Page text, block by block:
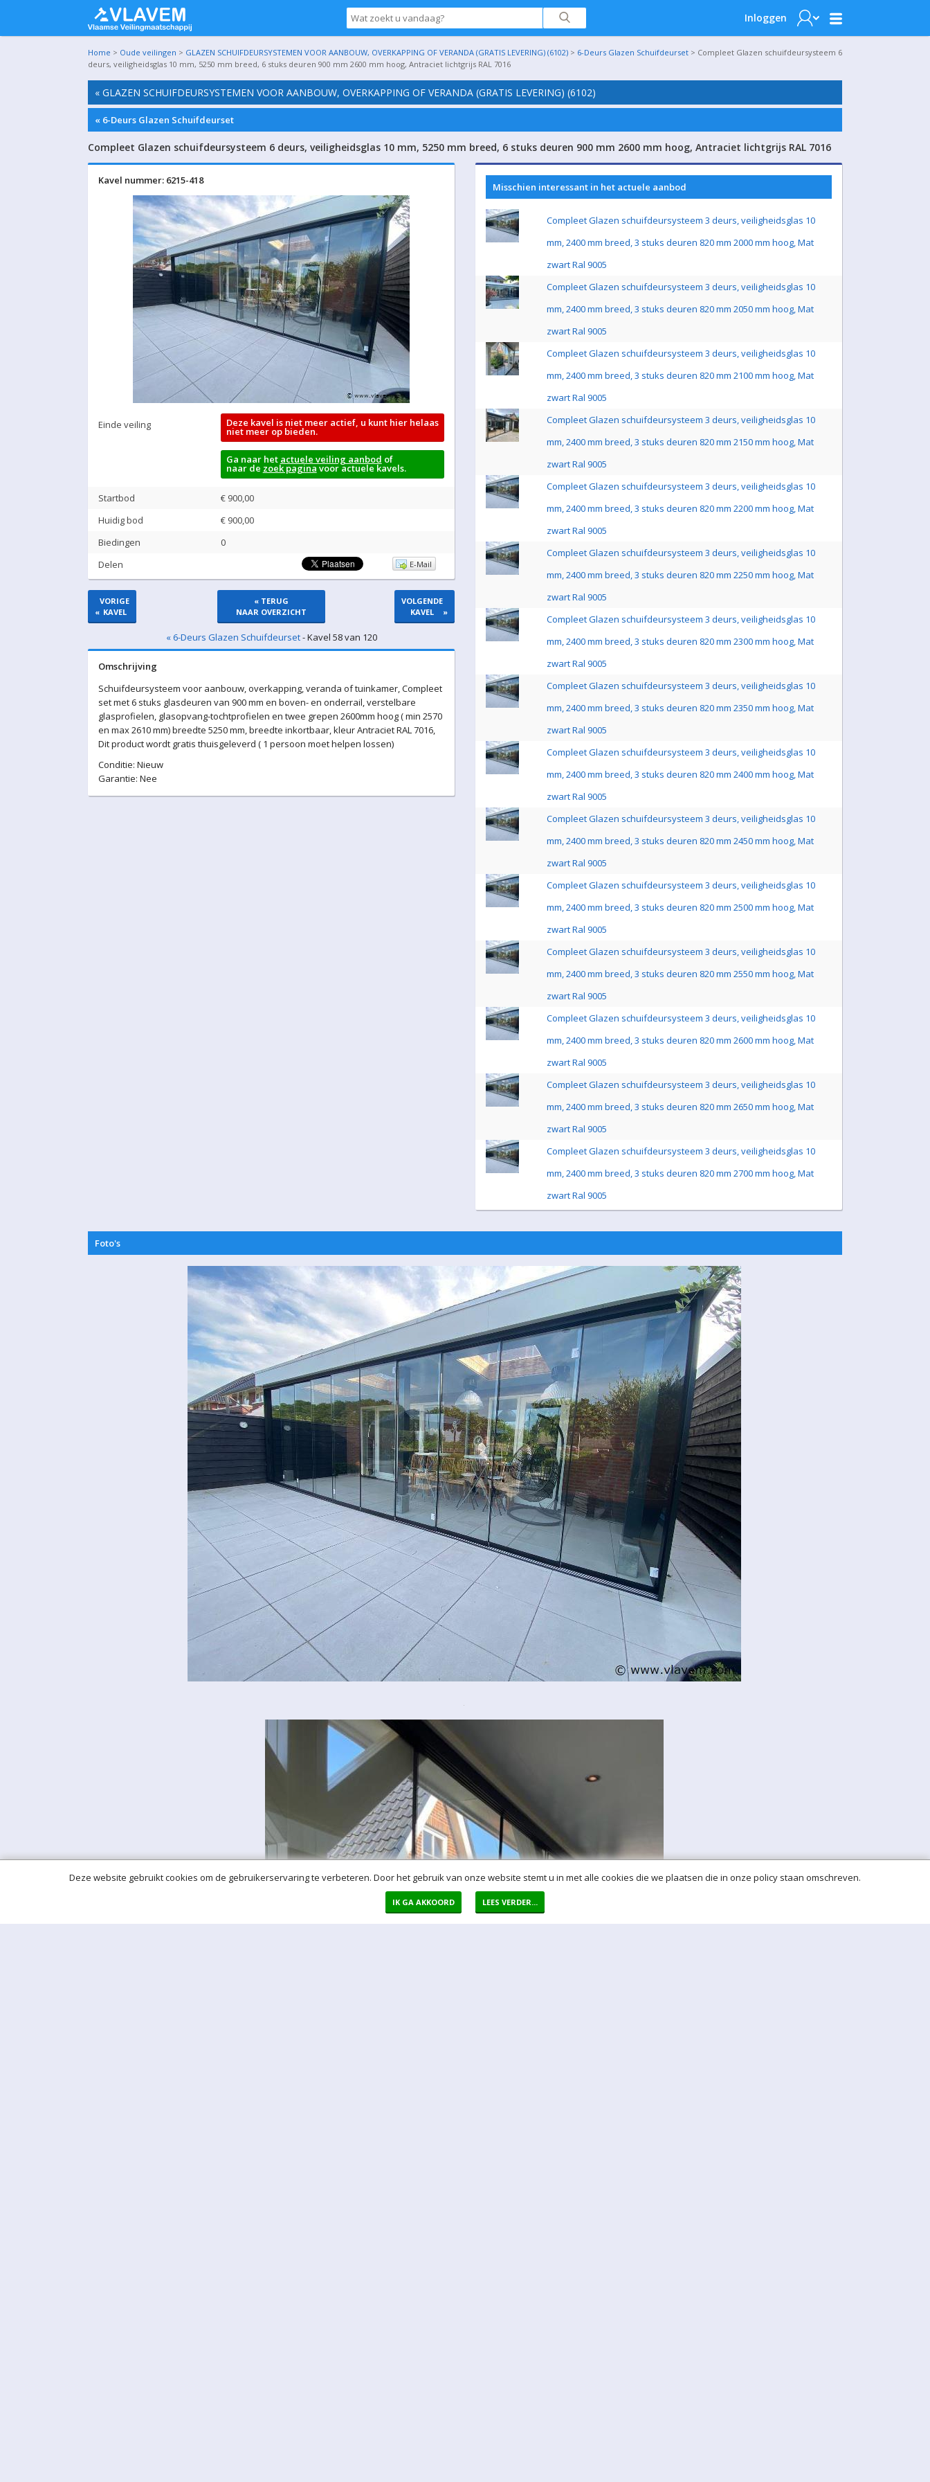
Inloggen
Home > Oude veilingen > GLAZEN SCHUIFDEURSYSTEMEN VOOR AANBOUW, OVERKAPPING OF VERANDA (GRATIS LEVERING) (6102) > 6-Deurs Glazen Schuifdeurset > Compleet Glazen schuifdeursysteem 6
deurs, veiligheidsglas 10 mm, 5250 mm breed, 6 stuks deuren 900 mm 2600 mm hoog, Antraciet lichtgrijs RAL 7016
« GLAZEN SCHUIFDEURSYSTEMEN VOOR AANBOUW, OVERKAPPING OF VERANDA (GRATIS LEVERING) (6102)
« 6-Deurs Glazen Schuifdeurset
Compleet Glazen schuifdeursysteem 6 deurs, veiligheidsglas 10 mm, 5250 mm breed, 6 stuks deuren 900 mm 2600 mm hoog, Antraciet lichtgrijs RAL 7016
Kavel nummer: 6215-418
Einde veiling Deze kavel is niet meer actief, u kunt hier helaas
niet meer op bieden.
Ga naar het actuele veiling aanbod of
naar de zoek paginavoor actuele kavels.
Startbod
€ 900,00
Huidig bod
€ 900,00
Biedingen
0
Delen
E-Mail
«
VORIGE
KAVEL
« TERUG
NAAR OVERZICHT
VOLGENDE
KAVEL
»
« 6-Deurs Glazen Schuifdeurset- Kavel 58 van 120
Omschrijving
Schuifdeursysteem voor aanbouw, overkapping, veranda of tuinkamer, Compleet
set met 6 stuks glasdeuren van 900 mm en boven- en onderrail, verstelbare
glasprofielen, glasopvang-tochtprofielen en twee grepen 2600mm hoog ( min 2570
en max 2610 mm) breedte 5250 mm, breedte inkortbaar, kleur Antraciet RAL 7016,
Dit product wordt gratis thuisgeleverd ( 1 persoon moet helpen lossen)
Conditie: Nieuw
Garantie: Nee
Misschien interessant in het actuele aanbod
Compleet Glazen schuifdeursysteem 3 deurs, veiligheidsglas 10
mm, 2400 mm breed, 3 stuks deuren 820 mm 2000 mm hoog, Mat
zwart Ral 9005
Compleet Glazen schuifdeursysteem 3 deurs, veiligheidsglas 10
mm, 2400 mm breed, 3 stuks deuren 820 mm 2050 mm hoog, Mat
zwart Ral 9005
Compleet Glazen schuifdeursysteem 3 deurs, veiligheidsglas 10
mm, 2400 mm breed, 3 stuks deuren 820 mm 2100 mm hoog, Mat
zwart Ral 9005
Compleet Glazen schuifdeursysteem 3 deurs, veiligheidsglas 10
mm, 2400 mm breed, 3 stuks deuren 820 mm 2150 mm hoog, Mat
zwart Ral 9005
Compleet Glazen schuifdeursysteem 3 deurs, veiligheidsglas 10
mm, 2400 mm breed, 3 stuks deuren 820 mm 2200 mm hoog, Mat
zwart Ral 9005
Compleet Glazen schuifdeursysteem 3 deurs, veiligheidsglas 10
mm, 2400 mm breed, 3 stuks deuren 820 mm 2250 mm hoog, Mat
zwart Ral 9005
Compleet Glazen schuifdeursysteem 3 deurs, veiligheidsglas 10
mm, 2400 mm breed, 3 stuks deuren 820 mm 2300 mm hoog, Mat
zwart Ral 9005
Compleet Glazen schuifdeursysteem 3 deurs, veiligheidsglas 10
mm, 2400 mm breed, 3 stuks deuren 820 mm 2350 mm hoog, Mat
zwart Ral 9005
Compleet Glazen schuifdeursysteem 3 deurs, veiligheidsglas 10
mm, 2400 mm breed, 3 stuks deuren 820 mm 2400 mm hoog, Mat
zwart Ral 9005
Compleet Glazen schuifdeursysteem 3 deurs, veiligheidsglas 10
mm, 2400 mm breed, 3 stuks deuren 820 mm 2450 mm hoog, Mat
zwart Ral 9005
Compleet Glazen schuifdeursysteem 3 deurs, veiligheidsglas 10
mm, 2400 mm breed, 3 stuks deuren 820 mm 2500 mm hoog, Mat
zwart Ral 9005
Compleet Glazen schuifdeursysteem 3 deurs, veiligheidsglas 10
mm, 2400 mm breed, 3 stuks deuren 820 mm 2550 mm hoog, Mat
zwart Ral 9005
Compleet Glazen schuifdeursysteem 3 deurs, veiligheidsglas 10
mm, 2400 mm breed, 3 stuks deuren 820 mm 2600 mm hoog, Mat
zwart Ral 9005
Compleet Glazen schuifdeursysteem 3 deurs, veiligheidsglas 10
mm, 2400 mm breed, 3 stuks deuren 820 mm 2650 mm hoog, Mat
zwart Ral 9005
Compleet Glazen schuifdeursysteem 3 deurs, veiligheidsglas 10
mm, 2400 mm breed, 3 stuks deuren 820 mm 2700 mm hoog, Mat
zwart Ral 9005
Foto's
Deze website gebruikt cookies om de gebruikerservaring te verbeteren. Door het gebruik van onze website stemt u in met alle cookies die we plaatsen die in onze policy staan omschreven.
IK GA AKKOORD LEES VERDER...